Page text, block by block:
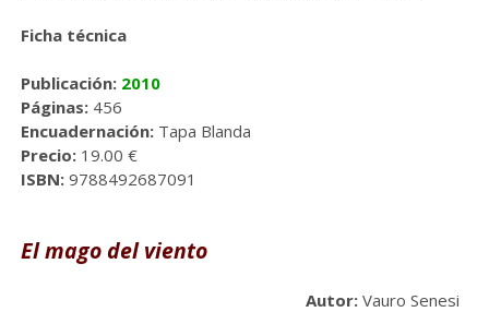
Ficha técnica
Publicación: 2010
Páginas:456
Encuadernación:Tapa Blanda
Precio:19.00 €
ISBN:9788492687091
El mago del viento
Autor:Vauro Senesi